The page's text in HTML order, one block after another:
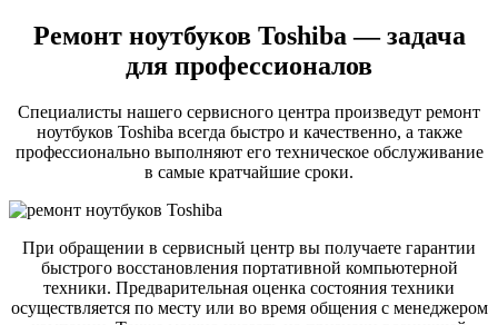
Ремонт ноутбуков Toshiba — задача
для профессионалов
Специалисты нашего сервисного центра произведут ремонт
ноутбуков Toshiba всегда быстро и качественно, а также
профессионально выполняют его техническое обслуживание
в самые кратчайшие сроки.
При обращении в сервисный центр вы получаете гарантии
быстрого восстановления портативной компьютерной
техники. Предварительная оценка состояния техники
осуществляется по месту или во время общения с менеджером